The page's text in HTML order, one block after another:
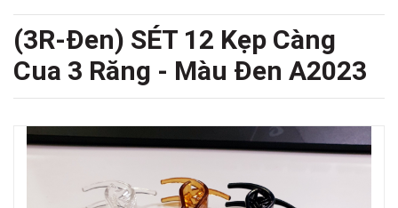
(3R-Đen) SÉT 12 Kẹp Càng
Cua 3 Răng - Màu Đen A2023